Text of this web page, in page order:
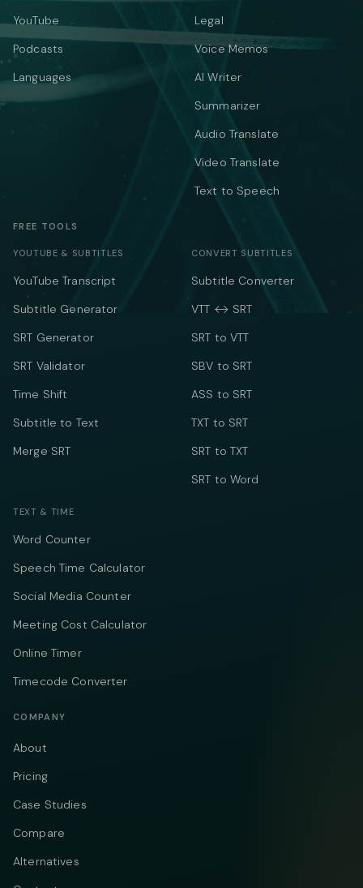
YouTube
Podcasts
Languages
Legal
Voice Memos
AI Writer
Summarizer
Audio Translate
Video Translate
Text to Speech
FREE TOOLS
YOUTUBE & SUBTITLES
YouTube Transcript
Subtitle Generator
SRT Generator
SRT Validator
Time Shift
Subtitle to Text
Merge SRT
CONVERT SUBTITLES
Subtitle Converter
VTT ↔ SRT
SRT to VTT
SBV to SRT
ASS to SRT
TXT to SRT
SRT to TXT
SRT to Word
TEXT & TIME
Word Counter
Speech Time Calculator
Social Media Counter
Meeting Cost Calculator
Online Timer
Timecode Converter
COMPANY
About
Pricing
Case Studies
Compare
Alternatives